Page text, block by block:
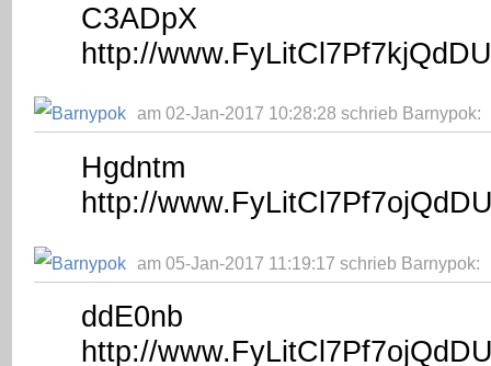
C3ADpX
http://
am 02-Jan-2017 10:28:28 schrieb Barnypok:
Hgdntm
http://
am 05-Jan-2017 11:19:17 schrieb Barnypok:
ddE0nb
http://